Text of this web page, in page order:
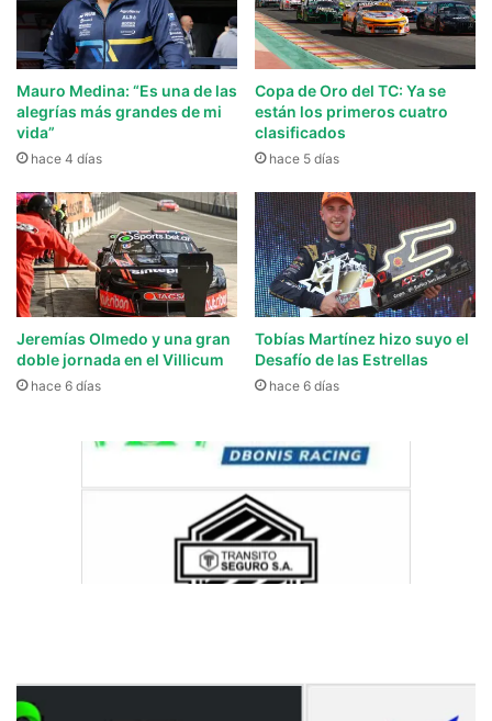
Mauro Medina: “Es una de las
alegrías más grandes de mi
vida”
hace 4 días
Copa de Oro del TC: Ya se
están los primeros cuatro
clasificados
hace 5 días
Jeremías Olmedo y una gran
doble jornada en el Villicum
hace 6 días
Tobías Martínez hizo suyo el
Desafío de las Estrellas
hace 6 días